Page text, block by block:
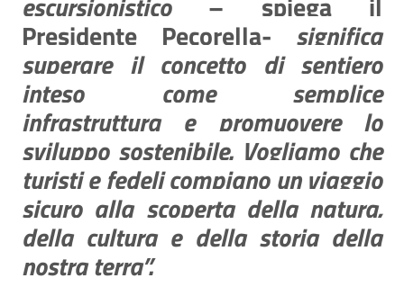
Presidente Pecorella- significa
superare il concetto di sentiero
inteso come semplice
infrastruttura e promuovere lo
sviluppo sostenibile. Vogliamo che
turisti e fedeli compiano un viaggio
sicuro alla scoperta della natura,
della cultura e della storia della
nostra terra”.